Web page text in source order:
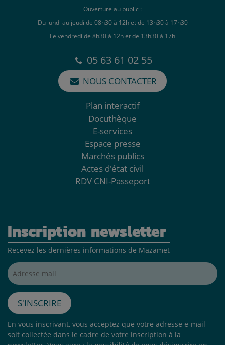
Ouverture au public :
Du lundi au jeudi de 08h30 à 12h et de 13h30 à 17h30
Le vendredi de 8h30 à 12h et de 13h30 à 17h
05 63 61 02 55
NOUS CONTACTER
Plan interactif
Docuthèque
E-services
Espace presse
Marchés publics
Actes d'état civil
RDV CNI-Passeport
Inscription newsletter
Recevez les dernières informations de Mazamet
Adresse mail*
S'inscrire
En vous inscrivant, vous acceptez que votre adresse e-mail
soit collectée dans le cadre de votre inscription à la